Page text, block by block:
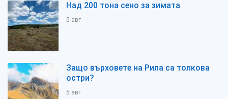
Над 200 тона сено за зимата
5 авг
Защо върховете на Рила са толкова
остри?
5 авг